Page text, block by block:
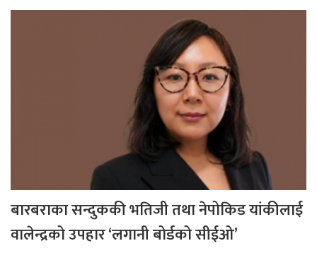
बारबराका सन्दुककी भतिजी तथा नेपोकिड यांकीलाई
वालेन्द्रको उपहार ‘लगानी बोर्डको सीईओ’